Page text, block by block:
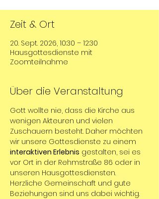
Zeit & Ort
20. Sept. 2026, 10:30 – 12:30
Hausgottesdienste mit
Zoomteilnahme
Über die Veranstaltung
Gott wollte nie, dass die Kirche aus
wenigen Akteuren und vielen
Zuschauern besteht. Daher möchten
wir unsere Gottesdienste zu einem
interaktiven Erlebnis gestalten, sei es
vor Ort in der Rehmstraße 86 oder in
unseren Hausgottesdiensten.
Herzliche Gemeinschaft und gute
Beziehungen sind uns dabei wichtig.